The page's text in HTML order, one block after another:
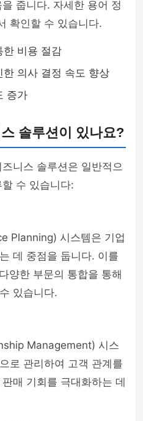
줍니다. 자세한 용어 정
확인할 수 있습니다.
한 비용 절감
의사 결정 속도 향상
증가
솔루션이 있나요?
니스 솔루션은 일반적으
수 있습니다:
Planning) 시스템은 기업
데 중점을 둡니다. 이를
양한 부문의 통합을 통해
있습니다.
Management) 시스
로 관리하여 고객 관계를
매 기회를 극대화하는 데